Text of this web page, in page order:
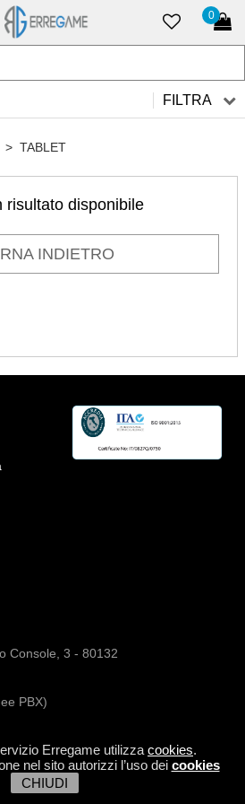
Erregame utilizza cookies.
nel sito autorizzi l’uso dei cookies
CHIUDI
0
FILTRA
> TABLET
risultato disponibile
INDIETRO
Console, 3 - 80132
PBX)